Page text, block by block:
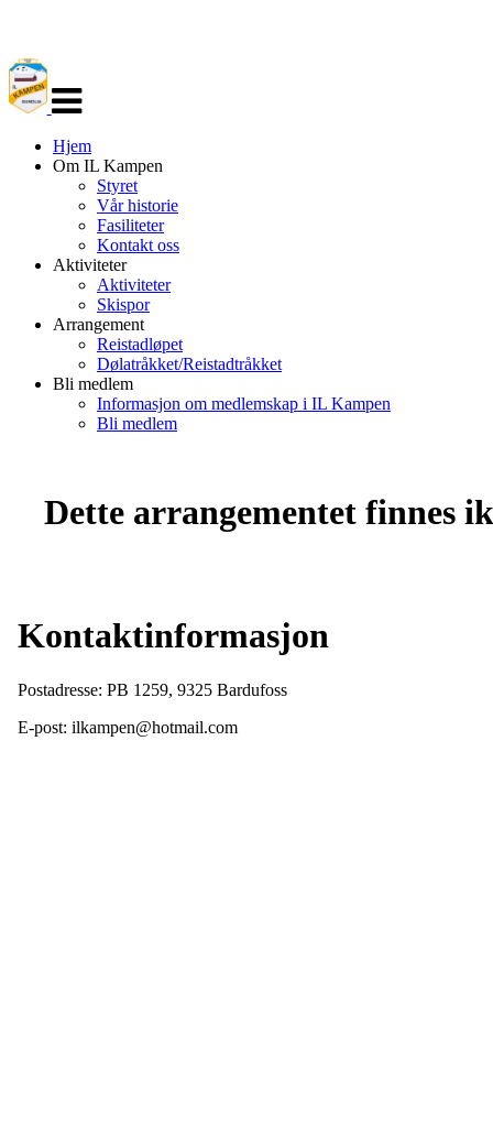
navigasjon
Hjem
Om IL Kampen
Styret
Vår historie
Fasiliteter
Kontakt oss
Aktiviteter
Aktiviteter
Skispor
Arrangement
Reistadløpet
Dølatråkket/Reistadtråkket
Bli medlem
Informasjon om medlemskap i IL Kampen
Bli medlem
Dette arrangementet finnes
Kontaktinformasjon
Postadresse: PB 1259, 9325 Bardufoss
E-post: ilkampen@hotmail.com